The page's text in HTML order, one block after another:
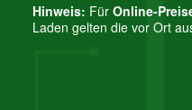
Hinweis: Für Online-
Laden gelten die vor Ort